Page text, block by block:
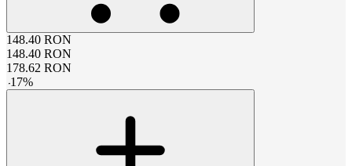
148.40 RON
148.40 RON
178.62 RON
-17%